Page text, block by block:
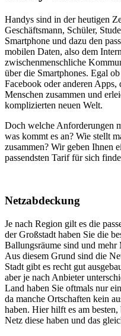
Handys sind in der heutigen
Geschäftsmann, Schüler,
Smartphone und dazu den
mobilen Daten, also dem
zwischenmenschliche
über die Smartphones. Egal
Facebook oder anderen
Menschen zusammen und
komplizierten neuen Welt.
Doch welche Anforderungen
was kommt es an? Wie stellt
zusammen? Wir geben Ihnen
passendsten Tarif für sich
Netzabdeckung
Je nach Region gilt es die
der Großstadt haben Sie die
Ballungsräume sind und mehr
Aus diesem Grund sind die
Stadt gibt es recht gut
aber je nach Anbieter
Land haben Sie oftmals nur
da manche Ortschaften kein
haben. Hier hilft es am
Netz diese haben und das